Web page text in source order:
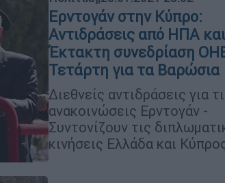
Ερντογάν στην Κύπρο:
Αντιδράσεις από ΗΠΑ
Έκτακτη συνεδρίαση
Τετάρτη για τα Βαρώσια
Διεθνείς αντιδράσεις για
ανακοινώσεις Ερντογάν -
Συντονίζουν τις
κινήσεις Ελλάδα και